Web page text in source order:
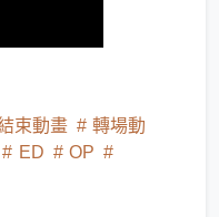
束動畫
轉場動
ED
OP